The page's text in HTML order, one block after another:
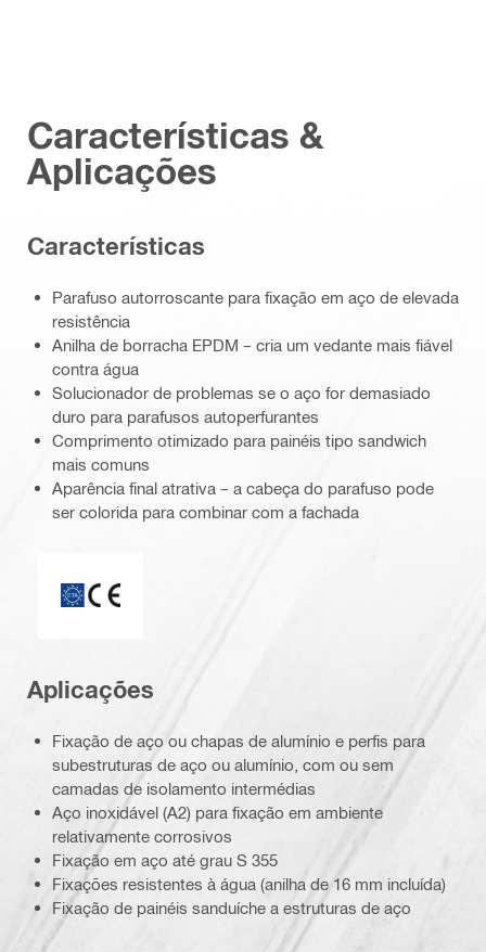
Características &
Aplicações
Características
Parafuso autorroscante para fixação em aço de elevada
resistência
Anilha de borracha EPDM – cria um vedante mais fiável
contra água
Solucionador de problemas se o aço for demasiado
duro para parafusos autoperfurantes
Comprimento otimizado para painéis tipo sandwich
mais comuns
Aparência final atrativa – a cabeça do parafuso pode
ser colorida para combinar com a fachada
Aplicações
Fixação de aço ou chapas de alumínio e perfis para
subestruturas de aço ou alumínio, com ou sem
camadas de isolamento intermédias
Aço inoxidável (A2) para fixação em ambiente
relativamente corrosivos
Fixação em aço até grau S 355
Fixações resistentes à água (anilha de 16 mm incluída)
Fixação de painéis sanduíche a estruturas de aço